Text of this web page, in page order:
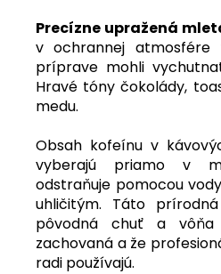
Precízne upražená
v ochrannej
príprave mohli
Hravé tóny čokolády,
medu.
Obsah kofeínu v
vyberajú priamo v
odstraňuje pomocou
uhličitým. Táto
pôvodná chuť a
zachovaná a že
radi používajú.